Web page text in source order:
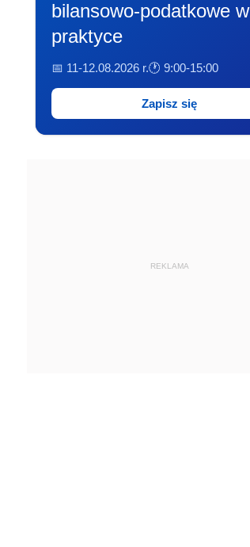
bilansowo-podatkowe w
praktyce
📅 11-12.08.2026 r.🕐 9:00-15:00
Zapisz się
REKLAMA